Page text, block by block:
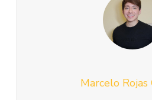
Marcelo Rojas